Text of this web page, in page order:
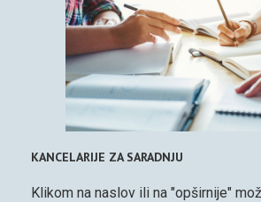
KANCELARIJE ZA SARADNJU
Klikom na naslov ili na "opširnije"